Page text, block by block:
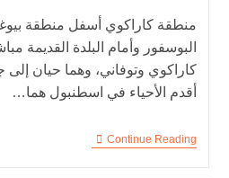
منطقة كاراكوي أسفل منطقة
البوسفور وأمام البلدة القديمة
كاراكوي وتوفاني، وهما حيان إلى
أقدم الأحياء في اسطنبول هما…
Continue Reading